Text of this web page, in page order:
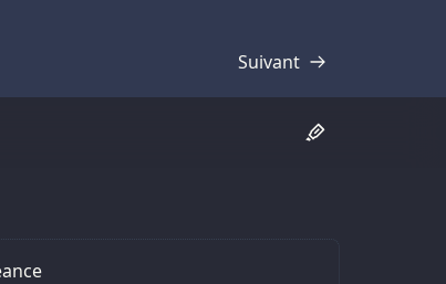
Suivant
Transcription